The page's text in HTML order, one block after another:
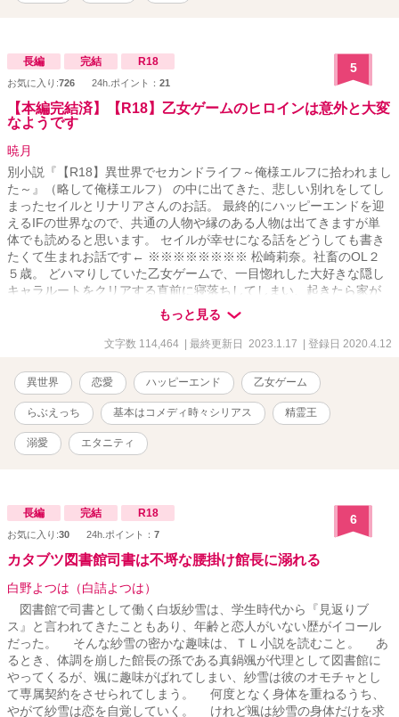
長編 完結 R18
お気に入り:726 24h.ポイント： 21
5
【本編完結済】【R18】乙女ゲームのヒロインは意外と大変
なようです
暁月
別小説『【R18】異世界でセカンドライフ～俺様エルフに拾われまし
た～』（略して俺様エルフ） の中に出てきた、悲しい別れをしてし
まったセイルとリナリアさんのお話。 最終的にハッピーエンドを迎
えるIFの世界なので、共通の人物や縁のある人物は出てきますが単
体でも読めると思います。 セイルが幸せになる話をどうしても書き
たくて生まれお話です← ※※※※※※※※ 松崎莉奈。社畜のOL２
５歳。 どハマりしていた乙女ゲームで、一目惚れした大好きな隠し
キャラルートをクリアする直前に寝落ちしてしまい、起きたら家が
火事ですでに逃げ場がない状態だった。 大好きな彼とのエンディン
グを迎えられなかったことだけが心残りだった莉奈は、ふと目が覚
めると直前までプレイしていた乙女ゲームのヒロインに転生してい
ンディングを迎えられなかった隠しキャラ攻略ルートを今度こそ目
指そうと一途に頑張りますが、なんかいろいろゲームと違う？！ ゲ
ームになかった設定やキャラの登場で、自分が知っている物語から
どんどんかけ離れていくのに、本編通りに進むこともあったりなか
ったり・・・。 これで本当に大好きなあの人とハッピーエンドを迎
えられるのか？！ ・・・と思ってたらとあるお仕事中にまさかの初
【2021/03/25追記】 ・ムーンライトノベルズで掲載するにあたり、
大筋は変更してませんが文章を加筆修正しています。 ・本編は完結
していますが、番外編やアフターストーリーを不定期に更新予定。 -
------------------------------------- ※後半になりますが、R-18要素のある
もっと見る
文字数 114,464 | 最終更新日 2023.1.17 | 登録日 2020.4.12
異世界 恋愛 ハッピーエンド 乙女ゲーム
らぶえっち 基本はコメディ時々シリアス 精霊王
溺愛 エタニティ
長編 完結 R18
お気に入り:30 24h.ポイント： 7
6
カタブツ図書館司書は不埒な腰掛け館長に溺れる
白野よつは（白詰よつは）
図書館で司書として働く白坂紗雪は、学生時代から『見返りブ
ス』と言われてきたこともあり、年齢と恋人がいない歴がイコール
だった。 そんな紗雪の密かな趣味は、ＴＬ小説を読むこと。 あ
るとき、体調を崩した館長の孫である真鍋颯が代理として図書館に
やってくるが、颯に趣味がばれてしまい、紗雪は彼のオモチャとし
て専属契約をさせられてしまう。 何度となく身体を重ねるうち、
やがて紗雪は恋を自覚していく。 けれど颯は紗雪の身体だけを求